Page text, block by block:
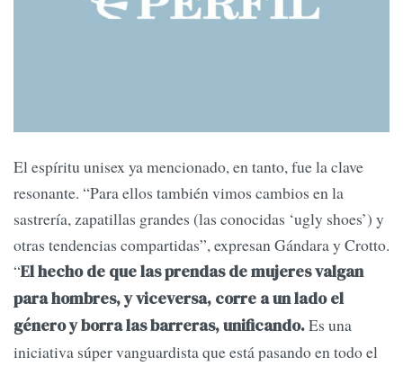
El espíritu unisex ya mencionado, en tanto, fue la clave
resonante. “Para ellos también vimos cambios en la
sastrería, zapatillas grandes (las conocidas ‘ugly shoes’) y
otras tendencias compartidas”, expresan Gándara y Crotto.
“El hecho de que las prendas de mujeres valgan
para hombres, y viceversa, corre a un lado el
género y borra las barreras, unificando.Es una
iniciativa súper vanguardista que está pasando en todo el